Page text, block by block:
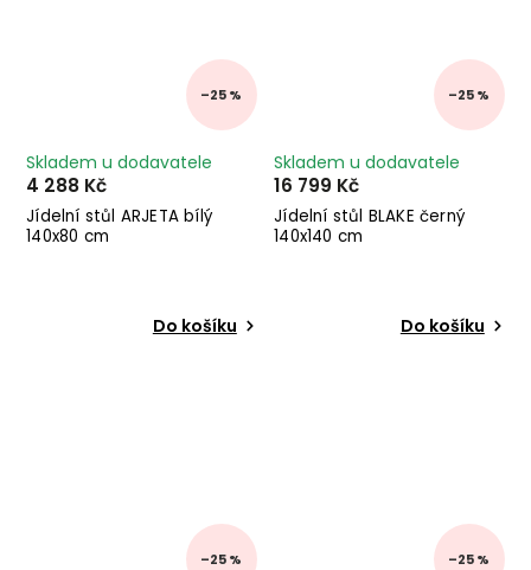
–25 %
Jídelní stůl ARJETA bílý
140x80 cm
Skladem u dodavatele
4 288 Kč
Do košíku
–25 %
Jídelní stůl BLAKE černý
140x140 cm
Skladem u dodavatele
16 799 Kč
Do košíku
–25 % –25 %